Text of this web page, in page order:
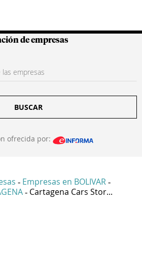
Colombianas
de empresas
BUSCAR
ofrecida por:
- Empresas en BOLIVAR -
- Cartagena Cars Stor...